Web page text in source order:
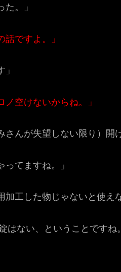
。」
話ですよ。」
ノ空けないからね。」
さんが失望しない限り）開
ってますね。」
加工した物じゃないと使
はない、ということですね